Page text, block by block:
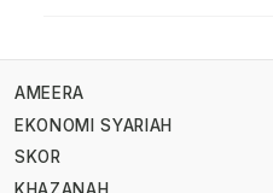
AMEERA
EKONOMI SYARIAH
SKOR